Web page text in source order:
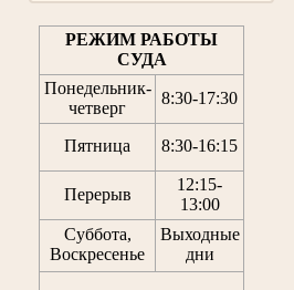
РЕЖИМ РАБОТЫ
СУДА
Понедельник-
четверг
8:30-17:30
Пятница 8:30-16:15
Перерыв
12:15-
13:00
Суббота,
Воскресенье
Выходные
дни